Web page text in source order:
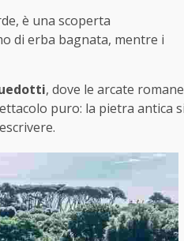
è una scoperta
di erba bagnata, mentre i
, dove le arcate romane
puro: la pietra antica